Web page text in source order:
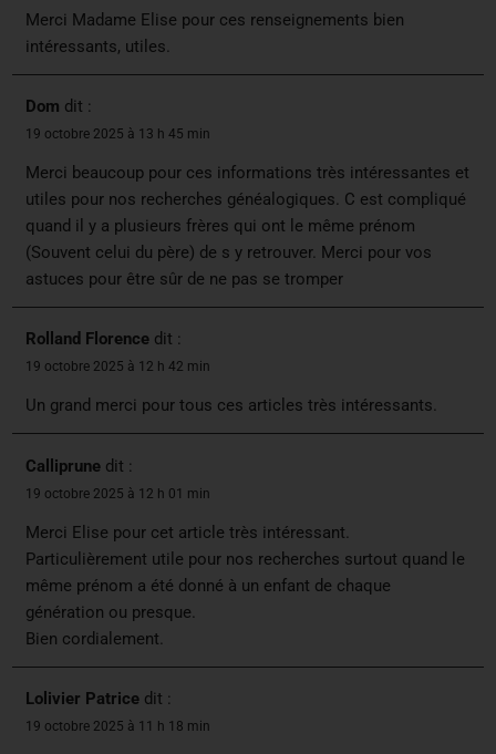
Merci Madame Elise pour ces renseignements bien
intéressants, utiles.
Dom dit :
19 octobre 2025 à 13 h 45 min
Merci beaucoup pour ces informations très intéressantes et
utiles pour nos recherches généalogiques. C est compliqué
quand il y a plusieurs frères qui ont le même prénom
(Souvent celui du père) de s y retrouver. Merci pour vos
astuces pour être sûr de ne pas se tromper
Rolland Florence dit :
19 octobre 2025 à 12 h 42 min
Un grand merci pour tous ces articles très intéressants.
Calliprune dit :
19 octobre 2025 à 12 h 01 min
Merci Elise pour cet article très intéressant.
Particulièrement utile pour nos recherches surtout quand le
même prénom a été donné à un enfant de chaque
génération ou presque.
Bien cordialement.
Lolivier Patrice dit :
19 octobre 2025 à 11 h 18 min